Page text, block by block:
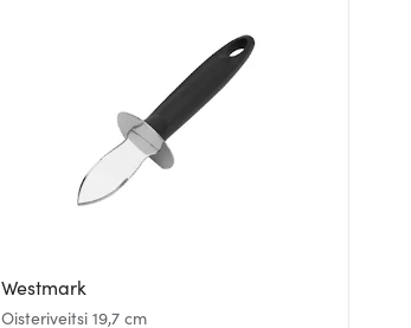
Westmark
Oisteriveitsi 19,7 cm